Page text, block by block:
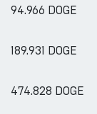
94.966 DOGE
189.931 DOGE
474.828 DOGE